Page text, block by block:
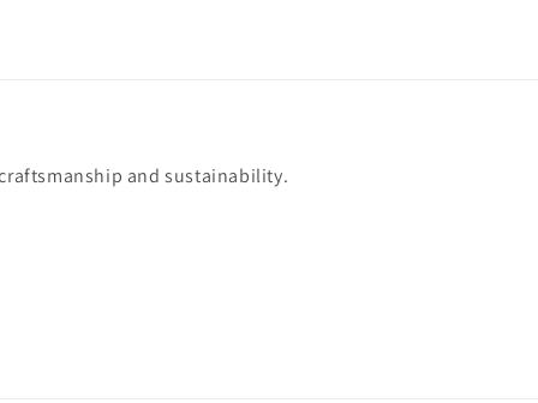
and sustainability.